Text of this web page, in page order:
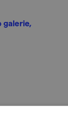
galerie,